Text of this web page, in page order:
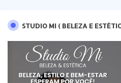
STUDIO MI ( BELEZA E